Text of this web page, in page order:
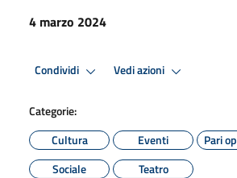
4 marzo 2024
Condividi Vedi azioni
Categorie:
Cultura
Eventi
Pari
Sociale
Teatro